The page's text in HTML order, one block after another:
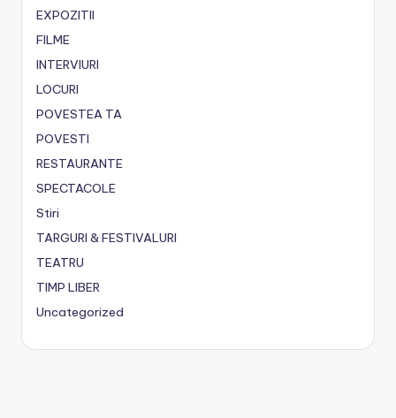
EXPOZITII
FILME
INTERVIURI
LOCURI
POVESTEA TA
POVESTI
RESTAURANTE
SPECTACOLE
Stiri
TARGURI & FESTIVALURI
TEATRU
TIMP LIBER
Uncategorized